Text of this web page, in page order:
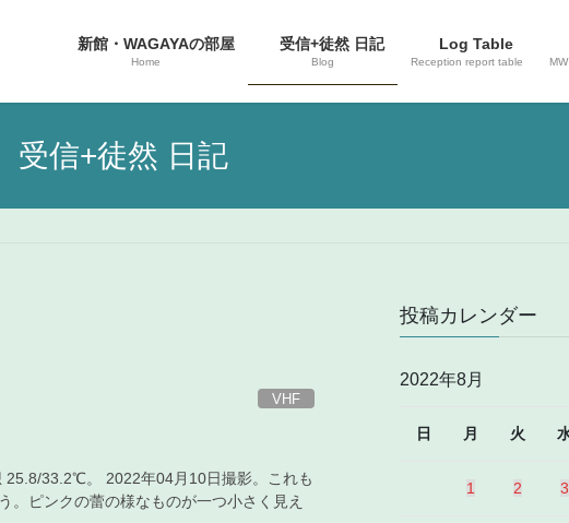
新館・WAGAYAの部屋
Home
受信+徒然 日記
Blog
Log Table
Reception report table
受信+徒然 日記
VHF
33.2℃。 2022年04月10日撮影。これも
。ピンクの蕾の様なものが一つ小さく見え
投稿カレンダー
2022年8月
日 月 火
1 2 3